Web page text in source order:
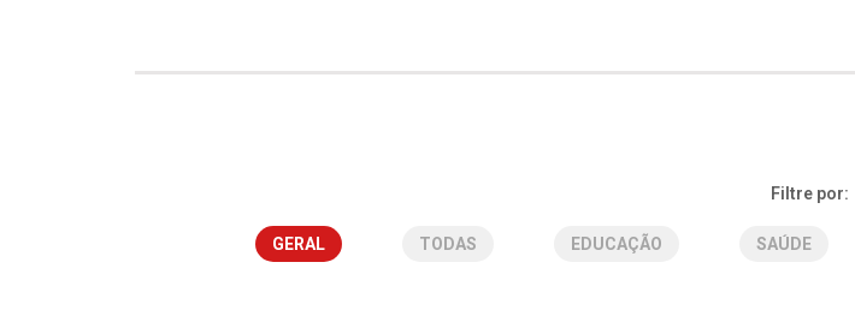
Filtre por:
GERAL TODAS EDUCAÇÃO SAÚDE